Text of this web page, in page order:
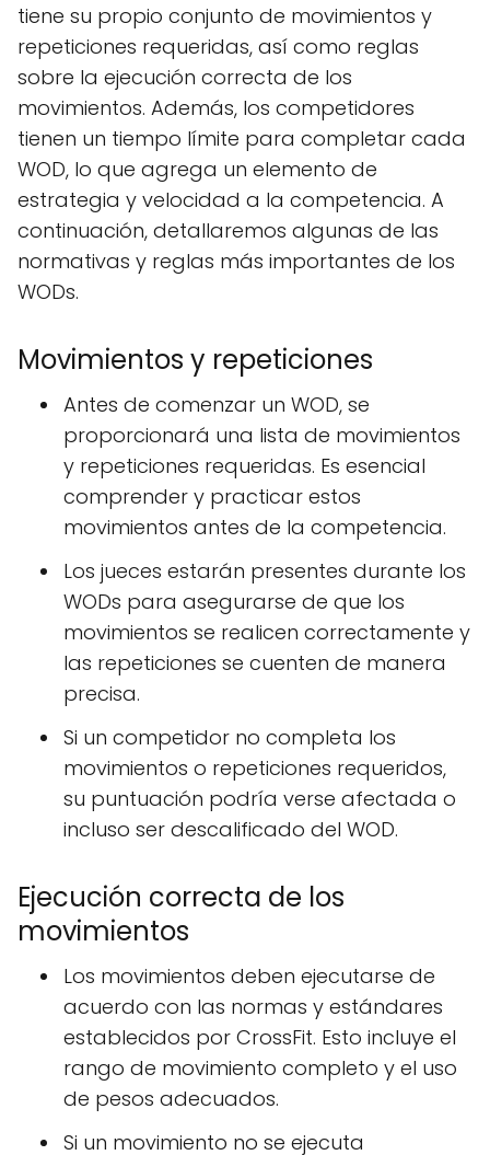
tiene su propio conjunto de movimientos y
repeticiones requeridas, así como reglas
sobre la ejecución correcta de los
movimientos. Además, los competidores
tienen un tiempo límite para completar cada
WOD, lo que agrega un elemento de
estrategia y velocidad a la competencia. A
continuación, detallaremos algunas de las
normativas y reglas más importantes de los
WODs.
Movimientos y repeticiones
Antes de comenzar un WOD, se
proporcionará una lista de movimientos
y repeticiones requeridas. Es esencial
comprender y practicar estos
movimientos antes de la competencia.
Los jueces estarán presentes durante los
WODs para asegurarse de que los
movimientos se realicen correctamente y
las repeticiones se cuenten de manera
precisa.
Si un competidor no completa los
movimientos o repeticiones requeridos,
su puntuación podría verse afectada o
incluso ser descalificado del WOD.
Ejecución correcta de los
movimientos
Los movimientos deben ejecutarse de
acuerdo con las normas y estándares
establecidos por CrossFit. Esto incluye el
rango de movimiento completo y el uso
de pesos adecuados.
Si un movimiento no se ejecuta